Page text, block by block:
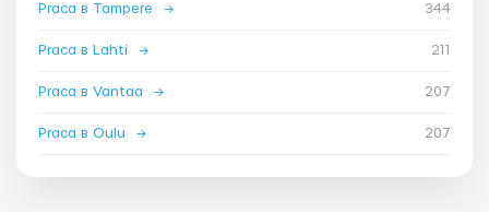
Praca в Tampere → 344
Praca в Lahti → 211
Praca в Vantaa → 207
Praca в Oulu → 207